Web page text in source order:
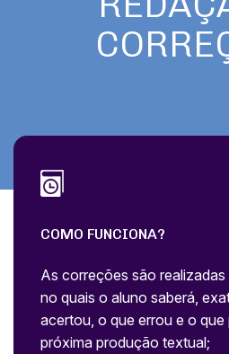
COMO FUNCIONA?
As correções são realizadas
no quais o aluno saberá,
acertou, o que errou e o que
próxima produção textual;